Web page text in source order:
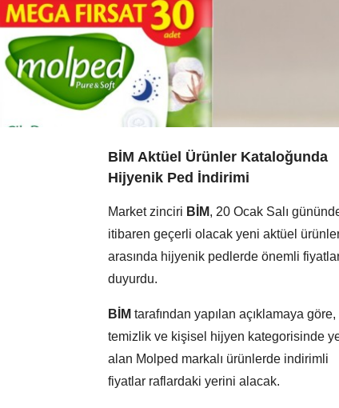
BİM Aktüel Ürünler Kataloğunda
Hijyenik Ped İndirimi
Market zinciri BİM, 20 Ocak Salı
itibaren geçerli olacak yeni aktüel
arasında hijyenik pedlerde önemli
duyurdu.
BİM tarafından yapılan açıklamaya göre,
temizlik ve kişisel hijyen kategorisinde
alan Molped markalı ürünlerde indirimli
fiyatlar raflardaki yerini alacak.